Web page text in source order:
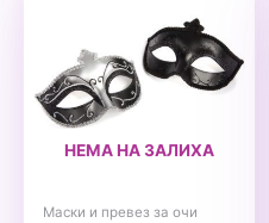
НЕМА НА ЗАЛИХА
Маски и превез за очи